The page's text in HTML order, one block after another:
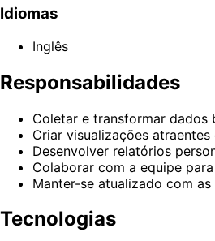
Idiomas
Inglês
Responsabilidades
Coletar e transformar dados
Criar visualizações
Desenvolver relatórios
Colaborar com a equipe
Manter-se atualizado com
Tecnologias